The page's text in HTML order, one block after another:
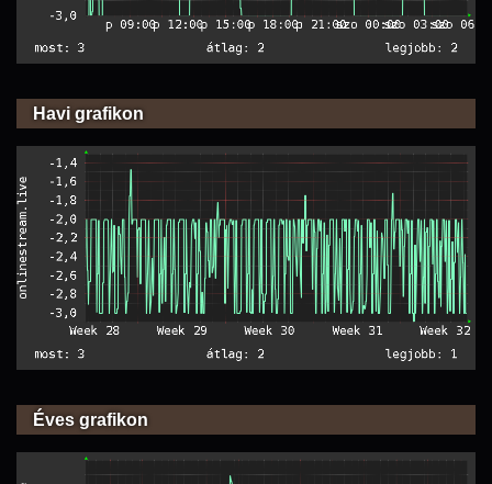
Havi grafikon
Éves grafikon